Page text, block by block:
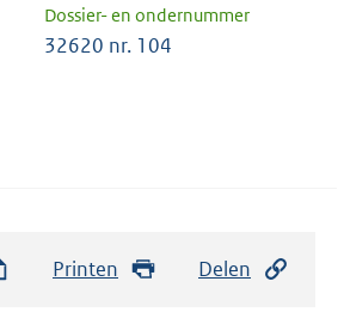
Dossier- en ondernummer
32620 nr. 104
Printen Delen